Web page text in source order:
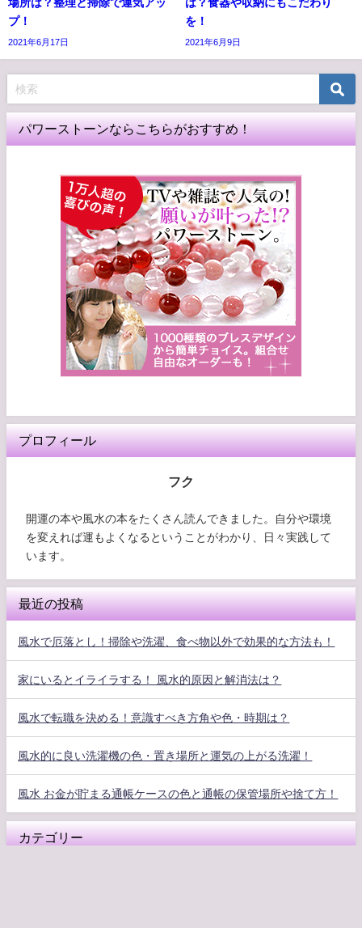
プ！
2021年6月17日
を！
2021年6月9日
パワーストーンならこちらがおすすめ！
プロフィール
フク
開運の本や風水の本をたくさん読んできました。自分や環境
を変えれば運もよくなるということがわかり、日々実践して
います。
最近の投稿
風水で厄落とし！掃除や洗濯、食べ物以外で効果的な方法も！
家にいるとイライラする！ 風水的原因と解消法は？
風水で転職を決める！意識すべき方角や色・時期は？
風水的に良い洗濯機の色・置き場所と運気の上がる洗濯！
風水 お金が貯まる通帳ケースの色と通帳の保管場所や捨て方！
カテゴリー